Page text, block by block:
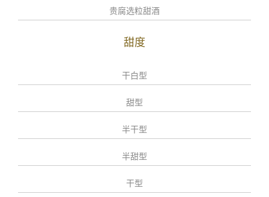
贵腐选粒甜酒
甜度
干白型
甜型
半干型
半甜型
干型